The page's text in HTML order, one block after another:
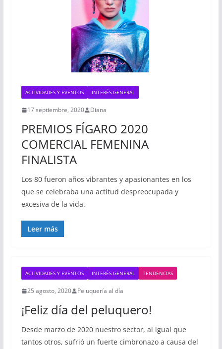
ACTIVIDADES Y EVENTOS INTERÉS GENERAL
17 septiembre, 2020 Diana
PREMIOS FÍGARO 2020
COMERCIAL FEMENINA
FINALISTA
Los 80 fueron años vibrantes y apasionantes en los
que se celebraba una actitud despreocupada y
excesiva de la vida.
Leer más
ACTIVIDADES Y EVENTOS INTERÉS GENERAL TENDENCIAS
25 agosto, 2020 Peluquería al día
¡Feliz día del peluquero!
Desde marzo de 2020 nuestro sector, al igual que
tantos otros, sufrió un fuerte cimbronazo a causa del